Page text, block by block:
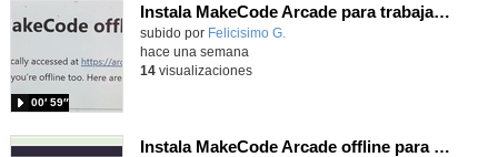
Instala MakeCode Arcade para trabajar offline en tu tablet, ordenador, Chromebook
Contenido educativo.
subido por Felicisimo G.
00′ 59″
hace una semana
14visualizaciones
Instala MakeCode Arcade offline para programar grandes juegos sin necesidad de Internet